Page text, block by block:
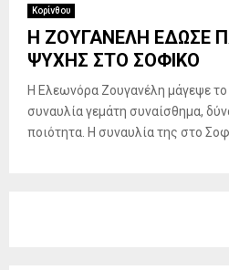
Κορίνθου
Η ΖΟΥΓΑΝΕΛΗ ΕΔΩΣΕ
ΨΥΧΗΣ ΣΤΟ ΣΟΦΙΚΟ
Η Ελεωνόρα Ζουγανέλη μάγεψε το
συναυλία γεμάτη συναίσθημα,
ποιότητα. Η συναυλία της στο